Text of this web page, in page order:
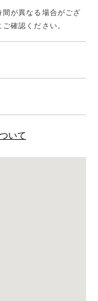
が異なる場合がござ
確認ください。
いて